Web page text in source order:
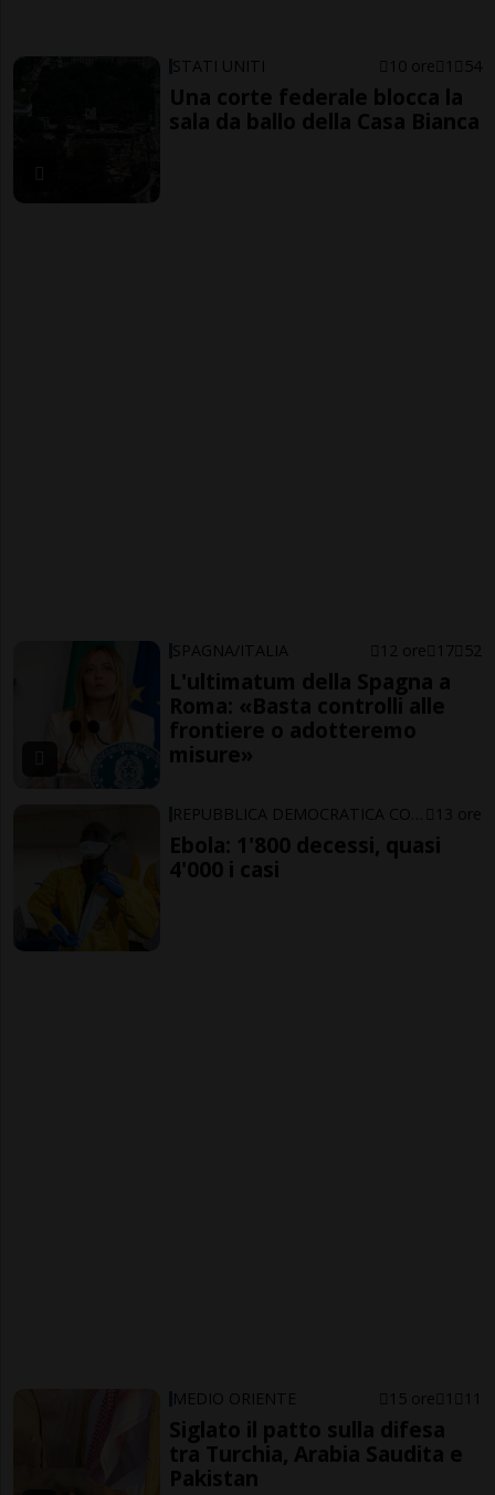
STATI UNITI 10 ore 1 54
Una corte federale blocca la
sala da ballo della Casa Bianca
SPAGNA/ITALIA 12 ore 17 52
L'ultimatum della Spagna a
Roma: «Basta controlli alle
frontiere o adotteremo
misure»
13 ore
Ebola: 1'800 decessi, quasi
4'000 i casi
MEDIO ORIENTE 15 ore 1 11
Siglato il patto sulla difesa
tra Turchia, Arabia Saudita e
Pakistan